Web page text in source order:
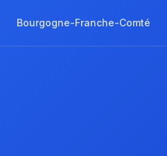
Bourgogne-Franche-Comté